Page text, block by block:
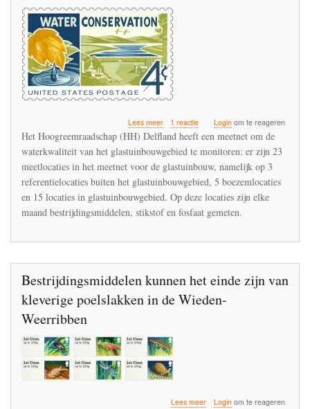
Lees meerover
Imidacloprid
ook
in
2019
normen
in
de
1 reactie Loginom te reageren
Het Hoogreemraadschap (HH) Delfland heeft een meetnet om de
waterkwaliteit van het glastuinbouwgebied te monitoren: er zijn 23
meetlocaties in het meetnet voor de glastuinbouw, namelijk op 3
referentielocaties buiten het glastuinbouwgebied, 5 boezemlocaties
en 15 locaties in glastuinbouwgebied. Op deze locaties zijn elke
maand bestrijdingsmiddelen, stikstof en fosfaat gemeten.
Bestrijdingsmiddelen kunnen het einde zijn van
kleverige poelslakken in de Wieden-
Weerribben
Lees meeroverLoginom te reageren